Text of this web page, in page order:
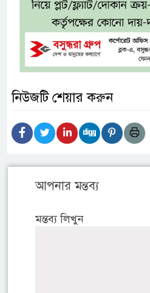
নিউজটি শেয়ার করুন
আপনার মন্তব্য
মন্তব্য লিখুন